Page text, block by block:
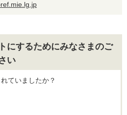
にするためにみなさまのご
い
ていましたか？